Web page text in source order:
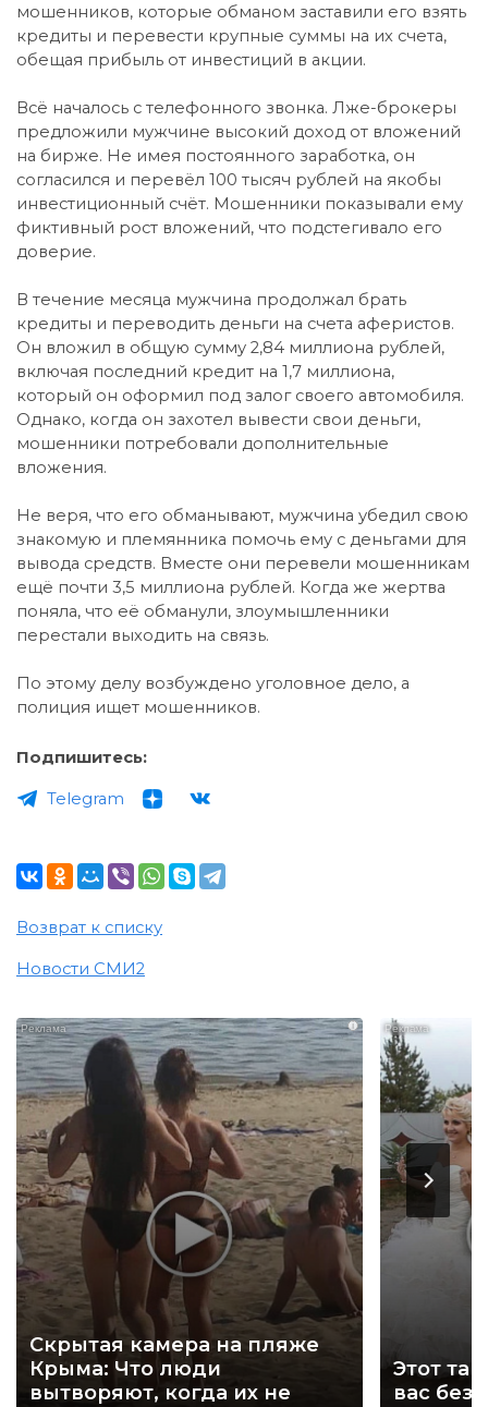
мошенников, которые обманом заставили его взять
кредиты и перевести крупные суммы на их счета,
обещая прибыль от инвестиций в акции.
Всё началось с телефонного звонка. Лже-брокеры
предложили мужчине высокий доход от вложений
на бирже. Не имея постоянного заработка, он
согласился и перевёл 100 тысяч рублей на якобы
инвестиционный счёт. Мошенники показывали ему
фиктивный рост вложений, что подстегивало его
доверие.
В течение месяца мужчина продолжал брать
кредиты и переводить деньги на счета аферистов.
Он вложил в общую сумму 2,84 миллиона рублей,
включая последний кредит на 1,7 миллиона,
который он оформил под залог своего автомобиля.
Однако, когда он захотел вывести свои деньги,
мошенники потребовали дополнительные
вложения.
Не веря, что его обманывают, мужчина убедил свою
знакомую и племянника помочь ему с деньгами для
вывода средств. Вместе они перевели мошенникам
ещё почти 3,5 миллиона рублей. Когда же жертва
поняла, что её обманули, злоумышленники
перестали выходить на связь.
По этому делу возбуждено уголовное дело, а
полиция ищет мошенников.
Подпишитесь:
Telegram
Возврат к списку
Новости СМИ2
i
Скрытая камера на пляже
Крыма: Что люди
вытворяют, когда их не
Этот
вас без